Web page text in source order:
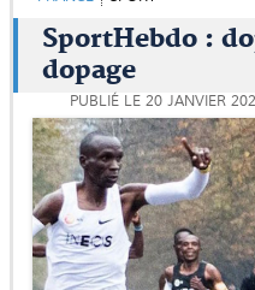
SportHebdo :
dopage
PUBLIÉ LE 20 JANVIER